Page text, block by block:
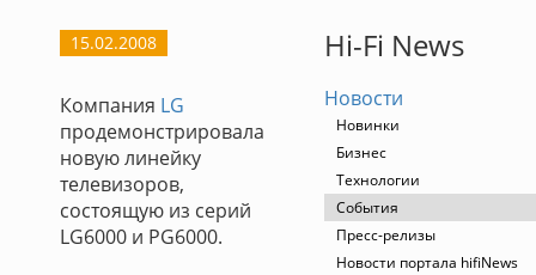
15.02.2008
Компания LG
продемонстрировала
новую линейку
телевизоров,
состоящую из серий
LG6000 и PG6000.
Hi-Fi News
Новости
Новинки
Бизнес
Технологии
События
Пресс-релизы
Новости портала hifiNews